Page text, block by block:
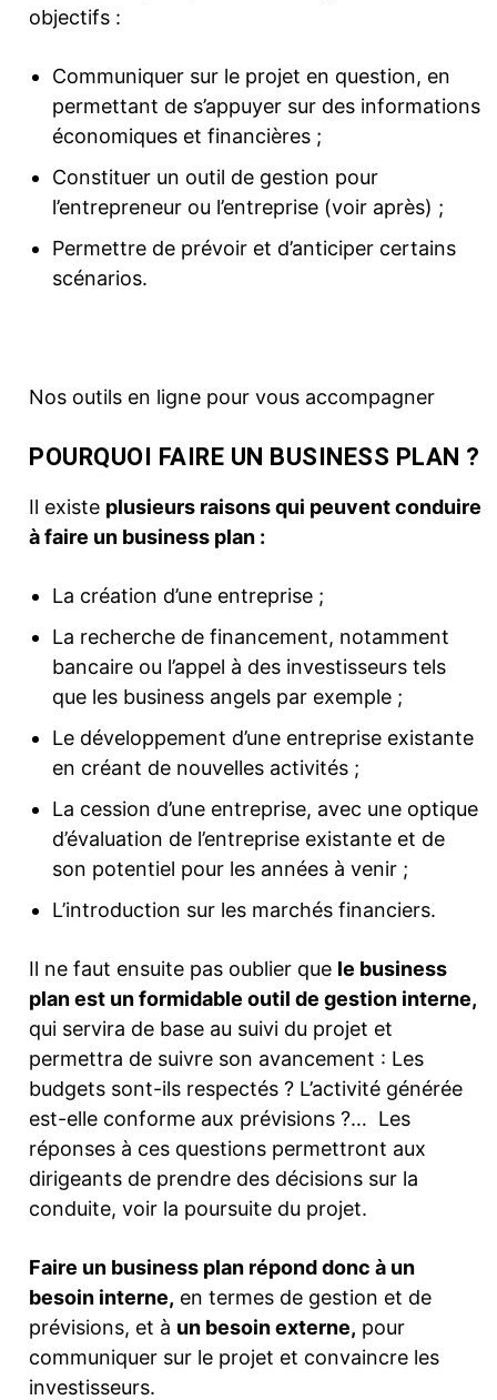
objectifs :
Communiquer sur le projet en question, en
permettant de s’appuyer sur des informations
économiques et financières ;
Constituer un outil de gestion pour
l’entrepreneur ou l’entreprise (voir après) ;
Permettre de prévoir et d’anticiper certains
scénarios.
Nos outils en ligne pour vous accompagner
POURQUOI FAIRE UN BUSINESS PLAN ?
Il existe plusieurs raisons qui peuvent conduire
à faire un business plan :
La création d’une entreprise ;
La recherche de financement, notamment
bancaire ou l’appel à des investisseurs tels
que les business angels par exemple ;
Le développement d’une entreprise existante
en créant de nouvelles activités ;
La cession d’une entreprise, avec une optique
d’évaluation de l’entreprise existante et de
son potentiel pour les années à venir ;
L’introduction sur les marchés financiers.
Il ne faut ensuite pas oublier que le business
plan est un formidable outil de gestion interne,
qui servira de base au suivi du projet et
permettra de suivre son avancement : Les
budgets sont-ils respectés ? L’activité générée
est-elle conforme aux prévisions ?… Les
réponses à ces questions permettront aux
dirigeants de prendre des décisions sur la
conduite, voir la poursuite du projet.
Faire un business plan répond donc à un
besoin interne, en termes de gestion et de
prévisions, et à un besoin externe, pour
communiquer sur le projet et convaincre les
investisseurs.